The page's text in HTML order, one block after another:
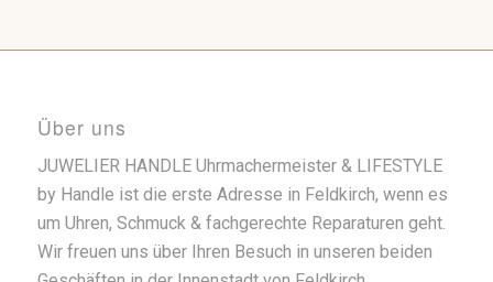
Über uns
JUWELIER HANDLE Uhrmachermeister & LIFESTYLE
by Handle ist die erste Adresse in Feldkirch, wenn es
um Uhren, Schmuck & fachgerechte Reparaturen geht.
Wir freuen uns über Ihren Besuch in unseren beiden